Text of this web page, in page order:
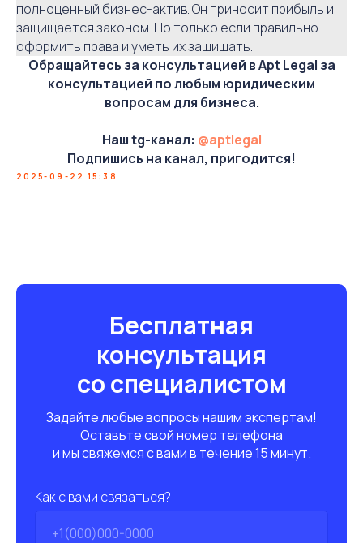
полноценный бизнес-актив. Он приносит прибыль и
защищается законом. Но только если правильно
оформить права и уметь их защищать.
Обращайтесь за консультацией в Apt Legal за
консультацией по любым юридическим
вопросам для бизнеса.
Наш tg-канал: @aptlegal
Подпишись на канал, пригодится!
2025-09-22 15:38
Бесплатная
консультация
со специалистом
Задайте любые вопросы нашим экспертам!
Оставьте свой номер телефона
и мы свяжемся с вами в течение 15 минут.
Как с вами связаться?